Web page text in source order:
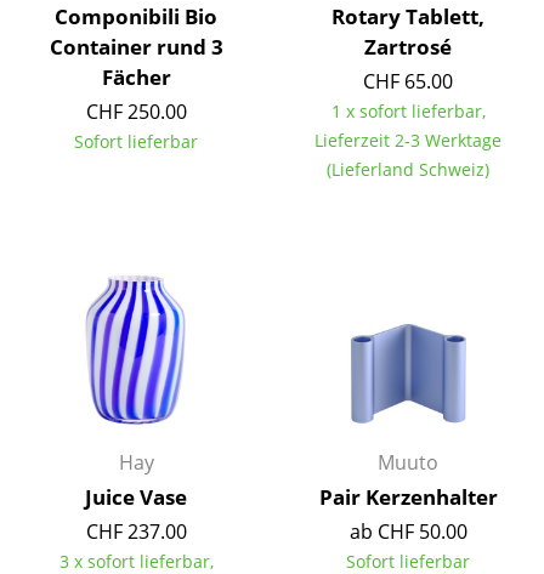
Stehtische & Stehpulte
Kindertische
Gartentische
Aufbewahren
Regale & Schränke
Bücherregale
Wandregale
Sideboards & Kommoden
TV Möbel
Componibili Bio
Container rund 3
Fächer
CHF 250.00
Sofort lieferbar
Rotary Tablett,
Zartrosé
CHF 65.00
1 x sofort lieferbar,
Lieferzeit 2-3 Werktage
(Lieferland Schweiz)
Hay
Juice Vase
CHF 237.00
3 x sofort lieferbar,
Muuto
Pair Kerzenhalter
ab CHF 50.00
Sofort lieferbar